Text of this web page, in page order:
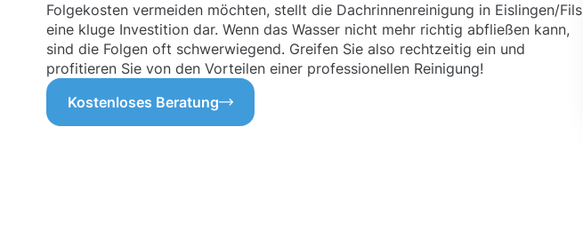
Folgekosten vermeiden möchten, stellt die Dachrinnenreinigung in Eislingen/Fils
eine kluge Investition dar. Wenn das Wasser nicht mehr richtig abfließen kann,
sind die Folgen oft schwerwiegend. Greifen Sie also rechtzeitig ein und
profitieren Sie von den Vorteilen einer professionellen Reinigung!
Kostenloses Beratung